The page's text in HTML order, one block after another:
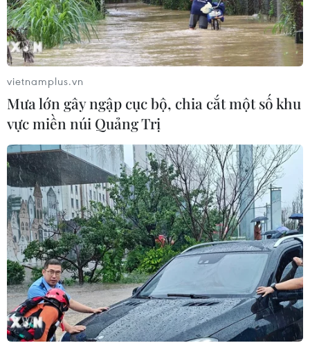
TIN CÙNG CHUYÊN MỤC
Xe điện Trung Quốc mở rộng
cuộc đua công nghệ ra Đông Nam Á
vietnamplus.vn
Mưa lớn gây ngập cục bộ, chia cắt một số khu
vực miền núi Quảng Trị